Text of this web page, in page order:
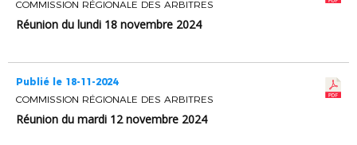
COMMISSION RÉGIONALE DES ARBITRES
Réunion du lundi 18 novembre 2024
Publié le 18-11-2024
COMMISSION RÉGIONALE DES ARBITRES
Réunion du mardi 12 novembre 2024